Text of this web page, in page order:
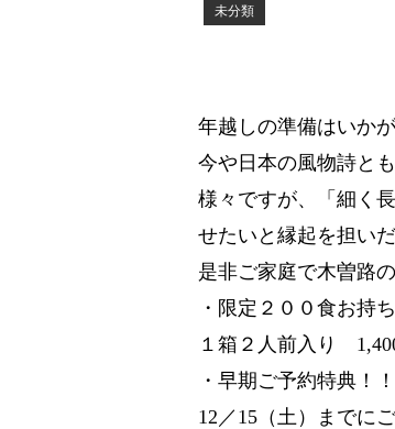
未分類
年越しの準備はいか
今や日本の風物詩と
様々ですが、「細く
せたいと縁起を担い
是非ご家庭で木曽路
・限定２００食お持
１箱２人前入り
・早期ご予約特典！
12／15（土）までに